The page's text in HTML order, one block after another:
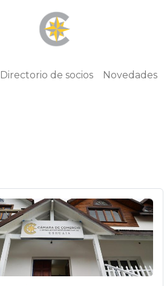
Directorio de socios Novedades